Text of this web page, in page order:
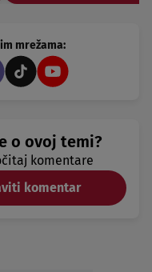
mrežama:
o ovoj temi?
komentare
komentar